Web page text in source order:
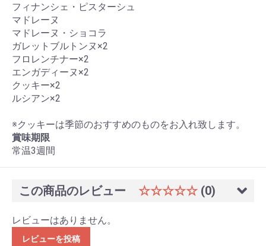
フィナンシェ・ピスターシュ
マドレーヌ
マドレーヌ・ショコラ
ガレットブルトンヌ×2
フロレンチナー×2
エンガディーヌ×2
クッキー×2
ルシアン×2
※クッキーは季節のおすすめのものをお入れ致します。
賞味期限
常温3週間
この商品のレビュー ☆☆☆☆☆ (0)
レビューはありません。
レビューを投稿